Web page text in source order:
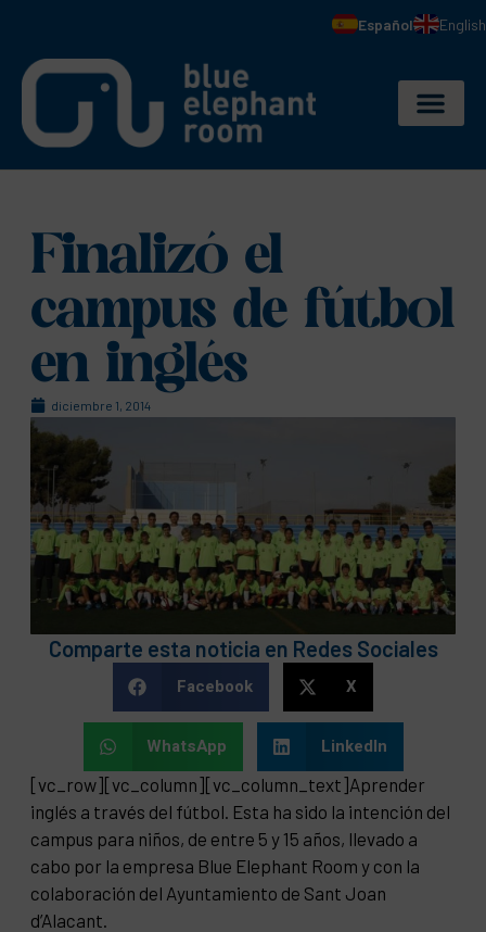
Español English
Finalizó el
campus de fútbol
en inglés
diciembre 1, 2014
Comparte esta noticia en Redes Sociales
Facebook X
WhatsApp LinkedIn
[vc_row][vc_column][vc_column_text]Aprender
inglés a través del fútbol. Esta ha sido la intención del
campus para niños, de entre 5 y 15 años, llevado a
cabo por la empresa Blue Elephant Room y con la
colaboración del Ayuntamiento de Sant Joan
d’Alacant.